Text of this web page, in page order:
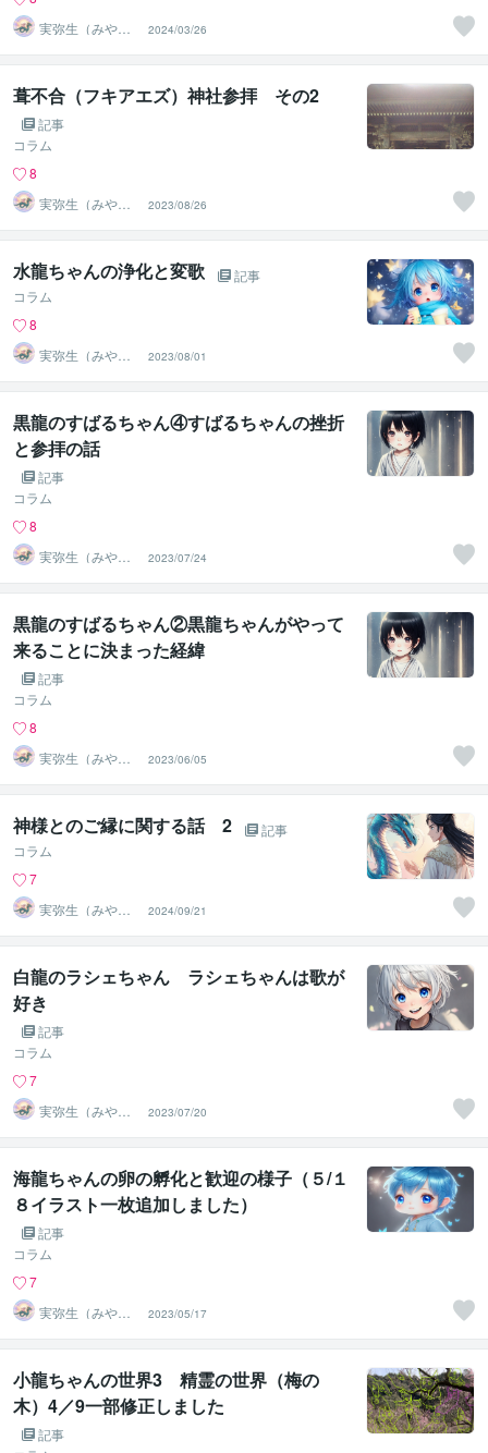
実弥生（みや
の）
2024/03/26
葺不合（フキアエズ）神社参拝 その2
記事
コラム
8
実弥生（みや
の）
2023/08/26
水龍ちゃんの浄化と変歌
記事
コラム
8
実弥生（みや
の）
2023/08/01
黒龍のすばるちゃん④すばるちゃんの挫折
と参拝の話
記事
コラム
8
実弥生（みや
の）
2023/07/24
黒龍のすばるちゃん②黒龍ちゃんがやって
来ることに決まった経緯
記事
コラム
8
実弥生（みや
の）
2023/06/05
神様とのご縁に関する話 2
記事
コラム
7
実弥生（みや
の）
2024/09/21
白龍のラシェちゃん ラシェちゃんは歌が
好き
記事
コラム
7
実弥生（みや
の）
2023/07/20
海龍ちゃんの卵の孵化と歓迎の様子（５/１
８イラスト一枚追加しました）
記事
コラム
7
実弥生（みや
の）
2023/05/17
小龍ちゃんの世界3 精霊の世界（梅の
木）4／9一部修正しました
記事